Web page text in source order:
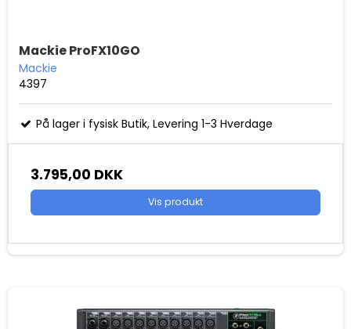
Mackie ProFX10GO
Mackie
4397
På lager i fysisk Butik, Levering 1-3 Hverdage
3.795,00 DKK
Vis produkt